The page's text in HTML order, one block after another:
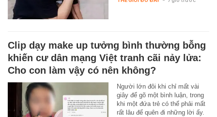
Clip dạy make up tưởng bình thường bỗng
khiến cư dân mạng Việt tranh cãi nảy lửa:
Cho con làm vậy có nên không?
Người lớn đôi khi chỉ mất vài
giây để gõ một bình luận, trong
khi một đứa trẻ có thể phải mất
rất lâu để quên đi những lời ấy.